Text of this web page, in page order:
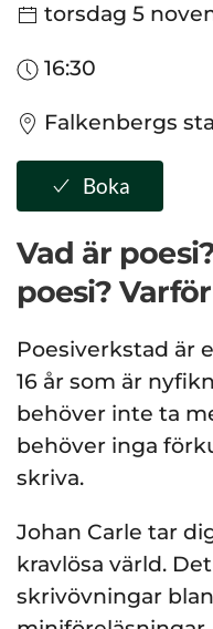
torsdag 5
16:30
Falkenbergs
Boka
Vad är
poesi?
Poesiverkstad är
16 år som är
behöver inte ta
behöver inga
skriva.
Johan Carle tar
kravlösa värld.
skrivövningar